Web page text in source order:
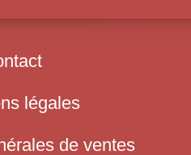
légales
de ventes